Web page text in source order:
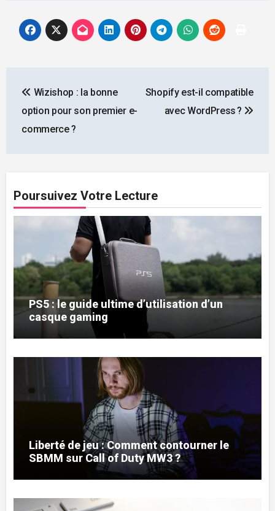
de
l’article
Wizishop : la bonne
option pour son premier e-
commerce ?
Shopify est-il compatible
avec WordPress ?
Poursuivez Votre Lecture
PS5 : le guide ultime d’utilisation d’un
casque gaming
Liberté de jeu : Comment contourner le
SBMM sur Call of Duty MW3 ?